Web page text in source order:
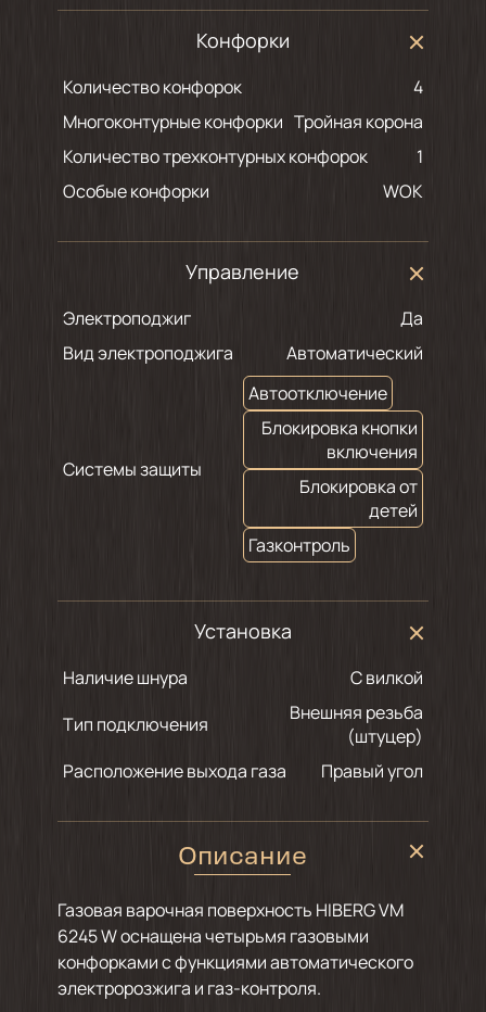
Конфорки
Количество конфорок
4
Многоконтурные конфорки
Тройная корона
Количество трехконтурных конфорок
1
Особые конфорки
WOK
Управление
Электроподжиг
Да
Вид электроподжига
Автоматический
Системы защиты
Автоотключение
Блокировка кнопки
включения
Блокировка от
детей
Газконтроль
Установка
Наличие шнура
С вилкой
Тип подключения
Внешняя резьба
(штуцер)
Расположение выхода газа
Правый угол
Описание
Газовая варочная поверхность HIBERG VM
6245 W оснащена четырьмя газовыми
конфорками с функциями автоматического
электророзжига и газ-контроля.